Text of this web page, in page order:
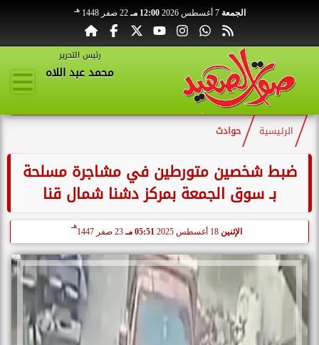
الجمعة 7 أغسطس 2026 12:00 مـ 22 صفر 1448 هـ
رئيس التحرير
محمد عبد اللاه
الرئيسية حوادث
ضبط شخصين متورطين في مشاجرة مسلحة
بـ سوق الجمعة بمركز دشنا شمال قنا
الإثنين 05:51 مـ 23 صفر 1447
هـ